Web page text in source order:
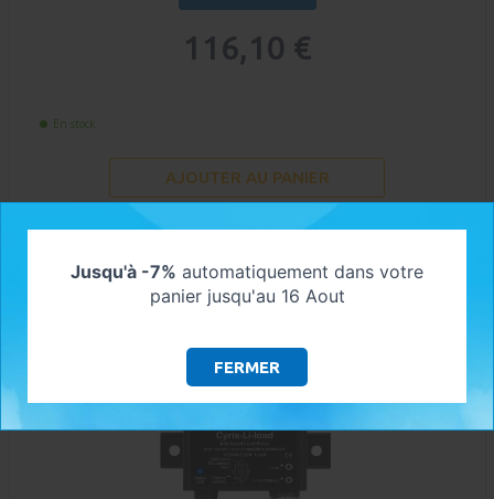
116,10 €
En stock
AJOUTER AU PANIER
VICTRON ENERGY - COUPLEUR DE
Jusqu'à -7% automatiquement dans votre
panier jusqu'au 16 Aout
FERMER